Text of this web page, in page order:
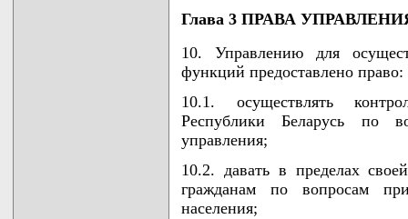
Глава 3 ПРАВА
10. Управлению для
функций предоставлено право:
10.1. осуществлять
Республики Беларусь по
управления;
10.2. давать в пределах
гражданам по вопросам
населения;